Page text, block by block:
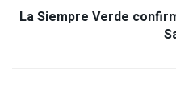
La Siempre Verde